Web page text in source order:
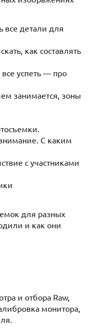
все детали для
как составлять
успеть — про
занимается, зоны
С каким
с участниками
для разных
и как они
и отбора Raw,
монитора,